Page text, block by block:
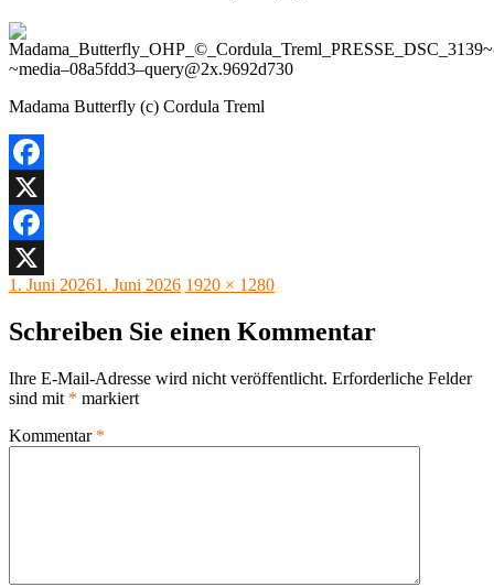
Madama Butterfly (c) Cordula Treml
Facebook
X
Facebook
X
Veröffentlicht
1. Juni 20261. Juni 2026 Originalgröße
1920 × 1280
Schreiben Sie einen Kommentar
Ihre E-Mail-Adresse wird nicht veröffentlicht. Erforderliche Felder
sind mit * markiert
Kommentar *